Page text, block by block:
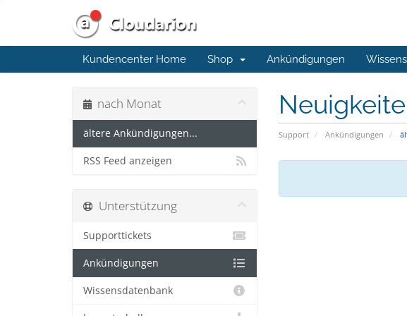
Kundencenter Home Shop Ankündigungen
Support Ankündigungen
nach Monat
ältere Ankündigungen...
RSS Feed anzeigen
Unterstützung
Supporttickets
Ankündigungen
Wissensdatenbank